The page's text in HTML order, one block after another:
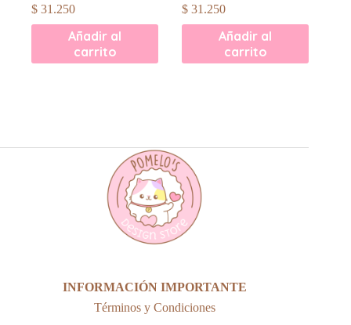
$ 31.250
Añadir al
carrito
$ 31.250
Añadir al
carrito
INFORMACIÓN IMPORTANTE
Términos y Condiciones